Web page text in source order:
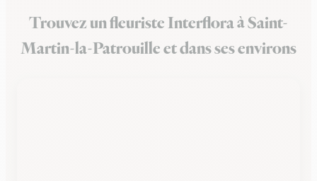
Trouvez un fleuriste Interflora à Saint-
Martin-la-Patrouille et dans ses environs